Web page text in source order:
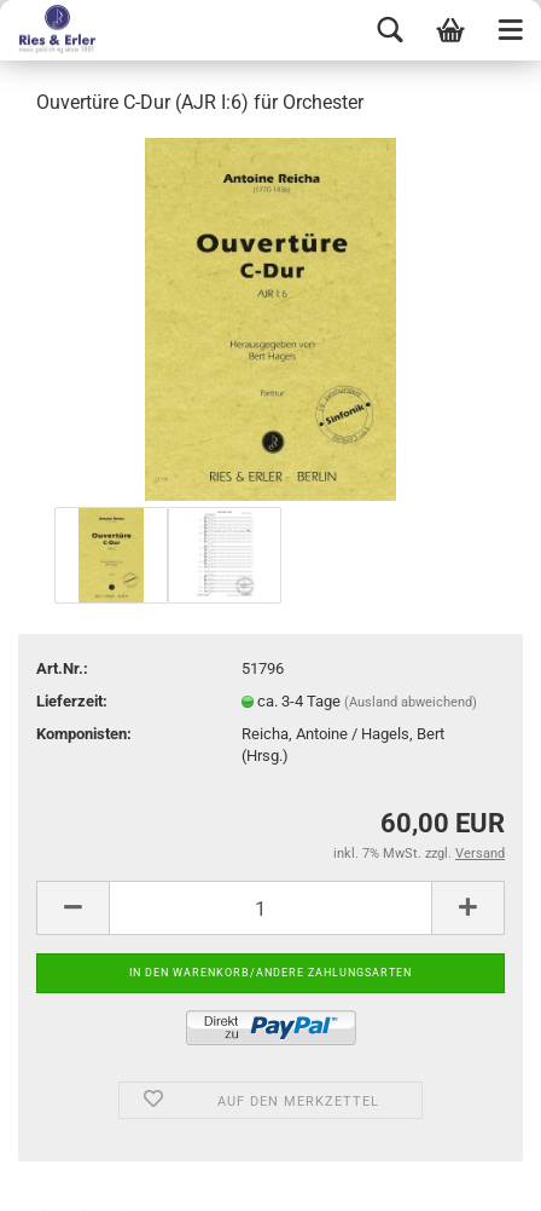
Ouvertüre C-Dur (AJR I:6) für Orchester
Art.Nr.:
51796
Lieferzeit:
ca. 3-4 Tage(Ausland abweichend)
Komponisten:
Reicha, Antoine / Hagels, Bert
(Hrsg.)
60,00 EUR
inkl. 7% MwSt. zzgl. Versand
AUF DEN MERKZETTEL